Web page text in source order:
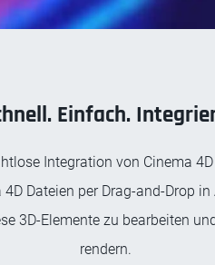
Einfach.
Integration von Cinema
Dateien per Drag-and-Drop
3D-Elemente zu bearbeiten
rendern.